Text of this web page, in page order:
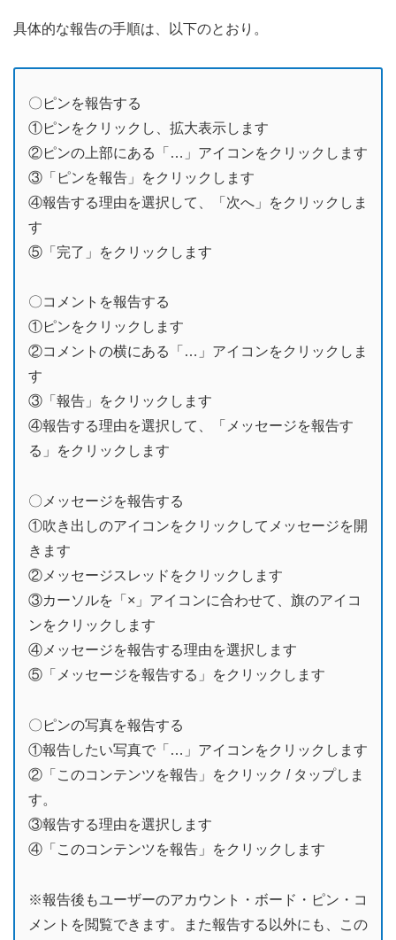
具体的な報告の手順は、以下のとおり。
〇ピンを報告する
①ピンをクリックし、拡大表示します
②ピンの上部にある「…」アイコンをクリックします
③「ピンを報告」をクリックします
④報告する理由を選択して、「次へ」をクリックしま
す
⑤「完了」をクリックします
〇コメントを報告する
①ピンをクリックします
②コメントの横にある「…」アイコンをクリックしま
す
③「報告」をクリックします
④報告する理由を選択して、「メッセージを報告す
る」をクリックします
〇メッセージを報告する
①吹き出しのアイコンをクリックしてメッセージを開
きます
②メッセージスレッドをクリックします
③カーソルを「×」アイコンに合わせて、旗のアイコ
ンをクリックします
④メッセージを報告する理由を選択します
⑤「メッセージを報告する」をクリックします
〇ピンの写真を報告する
①報告したい写真で「…」アイコンをクリックします
②「このコンテンツを報告」をクリック / タップしま
す。
③報告する理由を選択します
④「このコンテンツを報告」をクリックします
※報告後もユーザーのアカウント・ボード・ピン・コ
メントを閲覧できます。また報告する以外にも、この